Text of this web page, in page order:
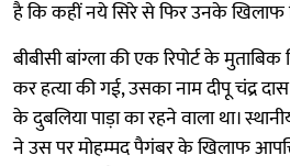
है कि कहीं नये सिरे से फिर उनके खिलाफ
बीबीसी बांग्ला की एक रिपोर्ट के
कर हत्या की गई, उसका नाम दीपू चंद्र
के दुबलिया पाड़ा का रहने वाला था।
ने उस पर मोहम्मद पैगंबर के खिलाफ